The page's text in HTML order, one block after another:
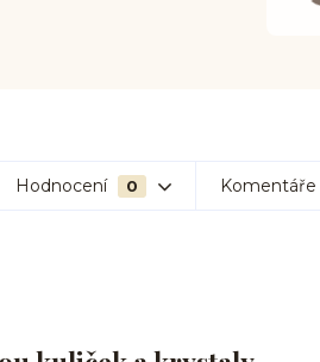
Hodnocení 0 Komentáře